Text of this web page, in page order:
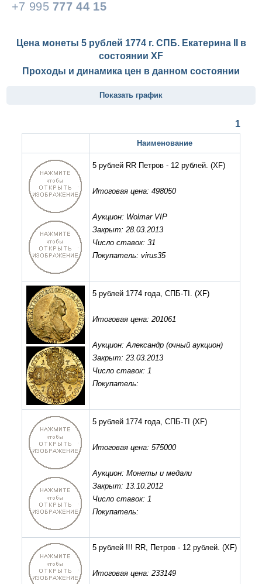
+7 995 777 44 15
Цена монеты 5 рублей 1774 г. СПБ. Екатерина II в
состоянии XF
Проходы и динамика цен в данном состоянии
Показать график
1
Наименование
5 рублей RR Петров - 12 рублей. (XF)
Итоговая цена: 498050
Аукцион: Wolmar VIP
Закрыт: 28.03.2013
Число ставок: 31
Покупатель: virus35
5 рублей 1774 года, СПБ-ТI. (XF)
Итоговая цена: 201061
Аукцион: Александр (очный аукцион)
Закрыт: 23.03.2013
Число ставок: 1
Покупатель:
5 рублей 1774 года, СПБ-TI (XF)
Итоговая цена: 575000
Аукцион: Монеты и медали
Закрыт: 13.10.2012
Число ставок: 1
Покупатель:
5 рублей !!! RR, Петров - 12 рублей. (XF)
Итоговая цена: 233149